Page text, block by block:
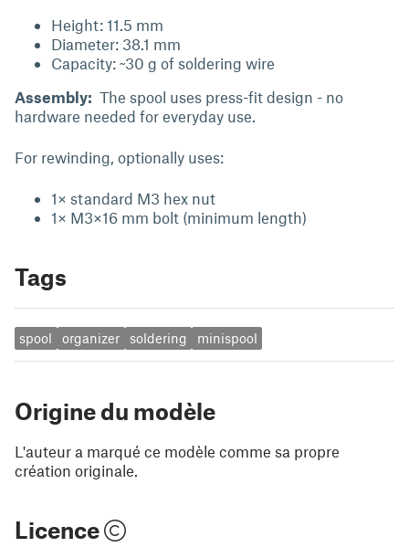
Height: 11.5 mm
Diameter: 38.1 mm
Capacity: ~30 g of soldering wire
Assembly: The spool uses press-fit design - no
hardware needed for everyday use.
For rewinding, optionally uses:
1× standard M3 hex nut
1× M3×16 mm bolt (minimum length)
Tags
spool organizer soldering minispool
Origine du modèle
L'auteur a marqué ce modèle comme sa propre
création originale.
Licence